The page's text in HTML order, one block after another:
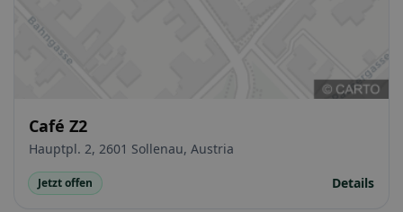
Café Z2
Hauptpl. 2, 2601 Sollenau, Austria
Jetzt offen Details